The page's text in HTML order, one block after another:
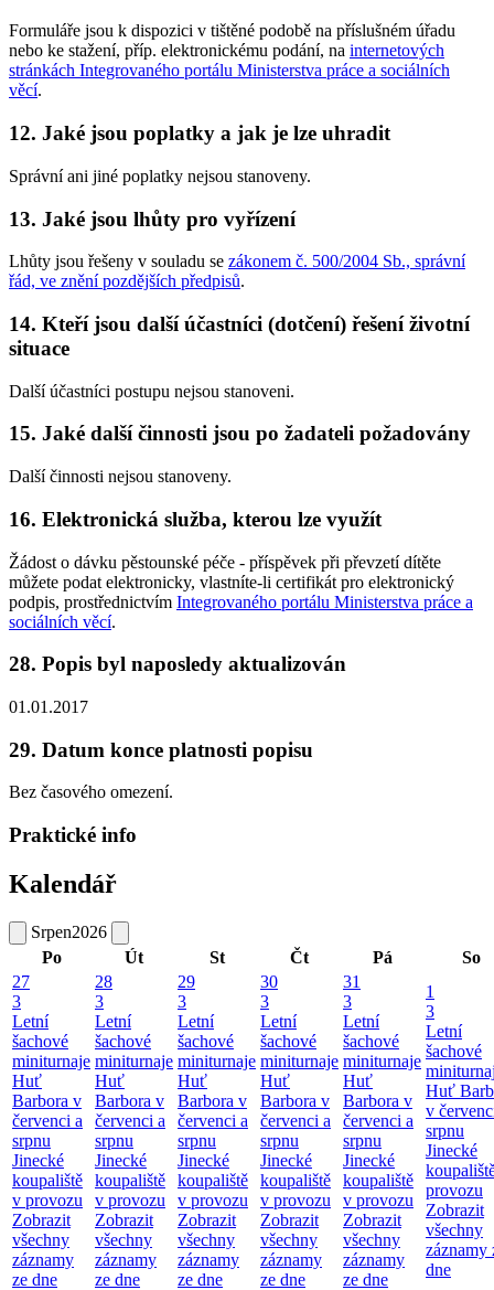
Formuláře jsou k dispozici v tištěné podobě na příslušném úřadu
nebo ke stažení, příp. elektronickému podání, na internetových
stránkách Integrovaného portálu Ministerstva práce a sociálních
věcí.
12. Jaké jsou poplatky a jak je lze uhradit
Správní ani jiné poplatky nejsou stanoveny.
13. Jaké jsou lhůty pro vyřízení
Lhůty jsou řešeny v souladu se zákonem č. 500/2004 Sb., správní
řád, ve znění pozdějších předpisů.
14. Kteří jsou další účastníci (dotčení) řešení životní
situace
Další účastníci postupu nejsou stanoveni.
15. Jaké další činnosti jsou po žadateli požadovány
Další činnosti nejsou stanoveny.
16. Elektronická služba, kterou lze využít
Žádost o dávku pěstounské péče - příspěvek při převzetí dítěte
můžete podat elektronicky, vlastníte-li certifikát pro elektronický
podpis, prostřednictvím Integrovaného portálu Ministerstva práce a
sociálních věcí.
28. Popis byl naposledy aktualizován
01.01.2017
29. Datum konce platnosti popisu
Bez časového omezení.
Praktické info
Kalendář
Srpen2026
Po
Út St Čt Pá
So
27
3
Letní
šachové
miniturnaje
Huť
Barbora v
červenci a
srpnu
Jinecké
koupaliště
v provozu
Zobrazit
všechny
záznamy
ze dne
28
3
Letní
šachové
miniturnaje
Huť
Barbora v
červenci a
srpnu
Jinecké
koupaliště
v provozu
Zobrazit
všechny
záznamy
ze dne
29
3
Letní
šachové
miniturnaje
Huť
Barbora v
červenci a
srpnu
Jinecké
koupaliště
v provozu
Zobrazit
všechny
záznamy
ze dne
30
3
Letní
šachové
miniturnaje
Huť
Barbora v
červenci a
srpnu
Jinecké
koupaliště
v provozu
Zobrazit
všechny
záznamy
ze dne
31
3
Letní
šachové
miniturnaje
Huť
Barbora v
červenci a
srpnu
Jinecké
koupaliště
v provozu
Zobrazit
všechny
záznamy
ze dne
1
3
Letní
šachové
Huť
v
srpnu
Jinecké
provozu
Zobrazit
všechny
záznamy
dne